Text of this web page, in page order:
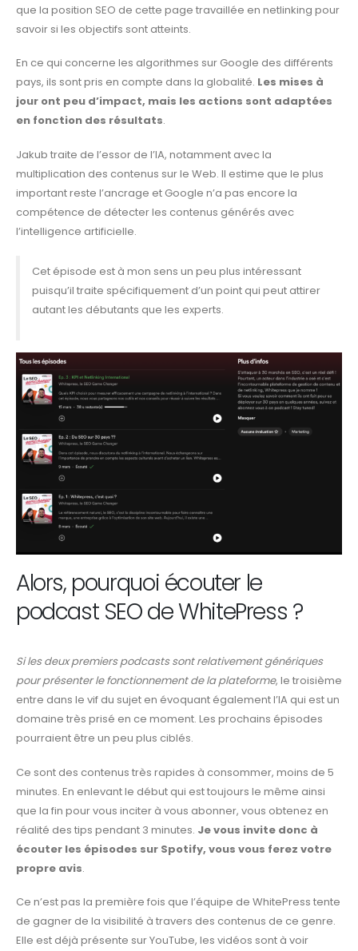
que la position SEO de cette page travaillée en netlinking pour
savoir si les objectifs sont atteints.
En ce qui concerne les algorithmes sur Google des différents
pays, ils sont pris en compte dans la globalité. Les mises à
jour ont peu d’impact, mais les actions sont adaptées
en fonction des résultats.
Jakub traite de l’essor de l’IA, notamment avec la
multiplication des contenus sur le Web. Il estime que le plus
important reste l’ancrage et Google n’a pas encore la
compétence de détecter les contenus générés avec
l’intelligence artificielle.
Cet épisode est à mon sens un peu plus intéressant
puisqu’il traite spécifiquement d’un point qui peut attirer
autant les débutants que les experts.
Alors, pourquoi écouter le
podcast SEO de WhitePress ?
Si les deux premiers podcasts sont relativement génériques
pour présenter le fonctionnement de la plateforme, le troisième
entre dans le vif du sujet en évoquant également l’IA qui est un
domaine très prisé en ce moment. Les prochains épisodes
pourraient être un peu plus ciblés.
Ce sont des contenus très rapides à consommer, moins de 5
minutes. En enlevant le début qui est toujours le même ainsi
que la fin pour vous inciter à vous abonner, vous obtenez en
réalité des tips pendant 3 minutes. Je vous invite donc à
écouter les épisodes sur Spotify, vous vous ferez votre
propre avis.
Ce n’est pas la première fois que l’équipe de WhitePress tente
de gagner de la visibilité à travers des contenus de ce genre.
Elle est déjà présente sur YouTube, les vidéos sont à voir